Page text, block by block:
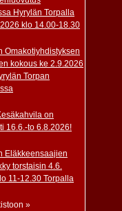
Hyrylän Torpalla
klo 14.00-18.30
Omakotiyhdistyksen
kokous ke 2.9.2026
Torpan
on
16.6.-to 6.8.2026!
Eläkkeensaajien
torstaisin 4.6.
11-12.30 Torpalla
»